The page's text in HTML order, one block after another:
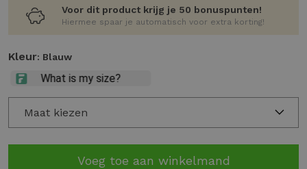
Voor dit product krijg je 50 bonuspunten!
Hiermee spaar je automatisch voor extra korting!
Kleur: Blauw
Maat kiezen
Voeg toe aan winkelmand